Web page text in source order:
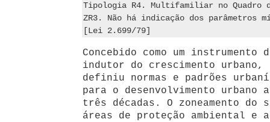
Tipologia R4. Multifamiliar no Quadro
ZR3. Não há indicação dos parâmetros
[Lei 2.699/79]
Concebido como um
indutor do crescimento urbano,
definiu normas e padrões
para o desenvolvimento urbano
três décadas. O zoneamento
áreas de proteção ambiental e